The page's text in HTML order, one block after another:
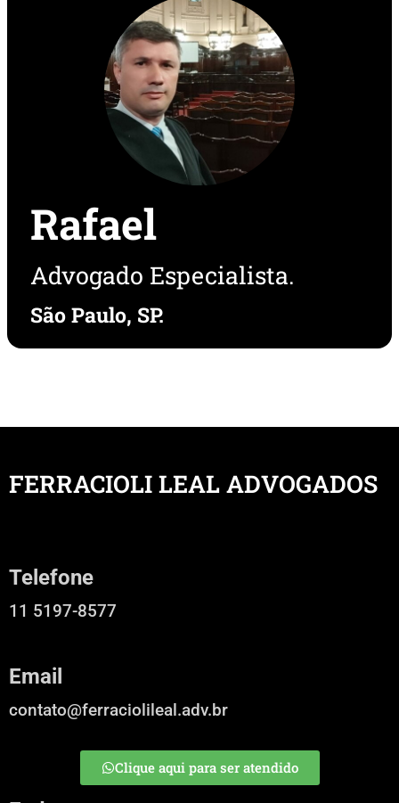
Rafael
Advogado Especialista.
São Paulo, SP.
FERRACIOLI LEAL ADVOGADOS
Telefone
11 5197-8577
Email
contato@ferraciolileal.adv.br
Clique aqui para ser atendido